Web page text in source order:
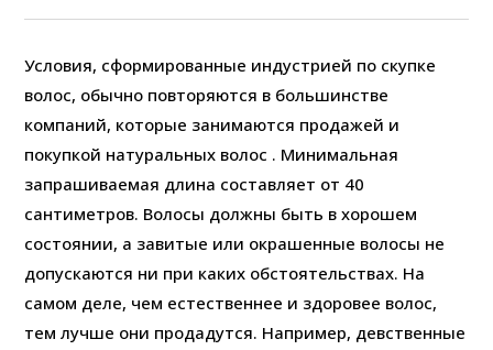
Условия, сформированные индустрией по скупке
волос, обычно повторяются в большинстве
компаний, которые занимаются продажей и
покупкой натуральных волос . Минимальная
запрашиваемая длина составляет от 40
сантиметров. Волосы должны быть в хорошем
состоянии, а завитые или окрашенные волосы не
допускаются ни при каких обстоятельствах. На
самом деле, чем естественнее и здоровее волос,
тем лучше они продадутся. Например, девственные